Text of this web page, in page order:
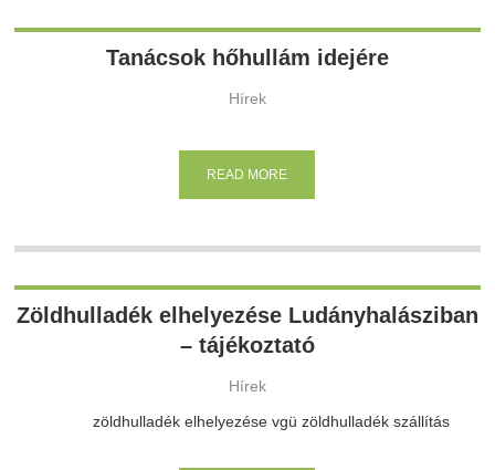
Tanácsok hőhullám idejére
Hírek
READ MORE
Zöldhulladék elhelyezése Ludányhalásziban
– tájékoztató
Hírek
zöldhulladék elhelyezése vgü zöldhulladék szállítás